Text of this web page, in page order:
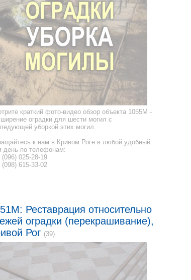
краткий фото-видео обзор объекта 1055M -
оградки для шести могил с
уборкой этих могил.
к нам в Кривом Роге в любой удобный
день по телефонам:
(096) 025-28-19
(098) 615-33-02
Реставрация относительно
оградки (перекрашивание),
Рог (39)